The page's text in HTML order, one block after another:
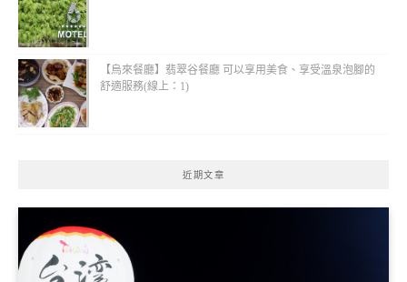
【烏來餐廳】翡翠谷餐廳 可以享用美食、享受溫泉泡腳的
舒適服務(線上：1)
近期文章